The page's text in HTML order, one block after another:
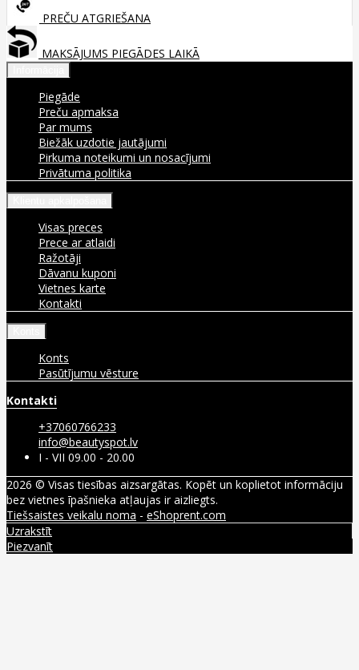
PREČU ATGRIEŠANA
MAKSĀJUMS PIEGĀDES LAIKĀ
Piegāde
Preču apmaksa
Par mums
Biežāk uzdotie jautājumi
Pirkuma noteikumi un nosacījumi
Privātuma politika
Visas preces
Prece ar atlaidi
Ražotāji
Dāvanu kuponi
Vietnes karte
Kontakti
Konts
Pasūtījumu vēsture
Kontakti
+37060766233
info@beautyspot.lv
I - VII 09.00 - 20.00
2026 © Visas tiesības aizsargātas. Kopēt un koplietot informāciju
bez vietnes īpašnieka atļaujas ir aizliegts.
Tiešsaistes veikalu noma - eShoprent.com
Uzrakstīt
Piezvanīt